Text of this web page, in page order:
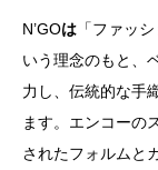
N’GOは 「ファッ
いう理念のもと、
力し、伝統的な手
ます。エンコーの
されたフォルムと